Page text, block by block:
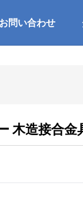
お問い合わせ
木造接合